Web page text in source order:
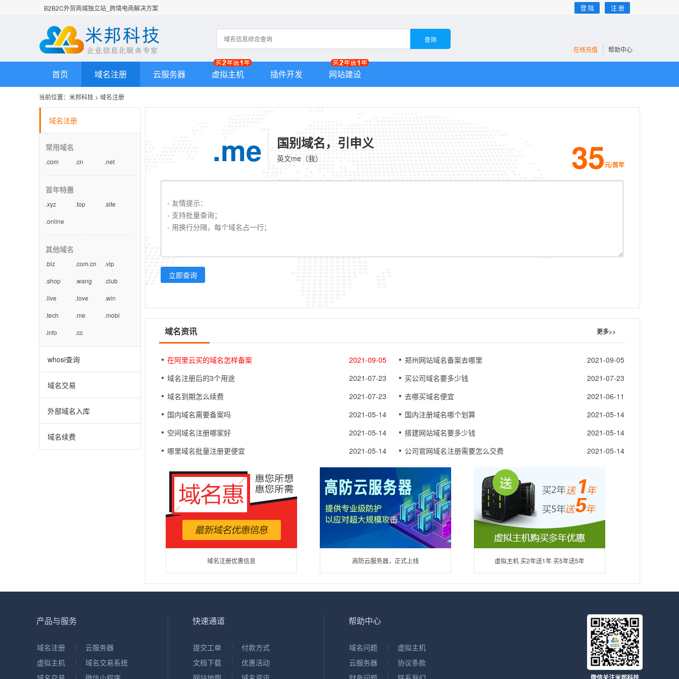
B2B2C外贸商城独立站_跨境电商解决方案 登 陆 注 册
查询
在线充值
帮助中心
首页 域名注册 云服务器 虚拟主机 插件开发 网站建设
当前位置： 米邦科技 > 域名注册
.me 国别域名，引申义
英文me（我） 35元/首年
立即查询
域名资讯 更多>>
在阿里云买的域名怎样备案 2021-09-05 郑州网站域名备案去哪里
2021-09-05
域名注册后的3个用途
2021-07-23 买公司域名要多少钱
2021-07-23
域名到期怎么续费
2021-07-23 去哪买域名便宜
2021-06-11
国内域名需要备案吗
2021-05-14 国内注册域名哪个划算
2021-05-14
空间域名注册哪家好
2021-05-14 搭建网站域名要多少钱
2021-05-14
哪里域名批量注册更便宜
2021-05-14 公司官网域名注册需要怎么交费 2021-05-14
域名注册优惠信息 高防云服务器，正式上线 虚拟主机 买2年送1年 买5年送5年
域名注册
常用域名
.com .cn .net
首年特惠
.xyz .top
.site
.online
其他域名
.biz .com.cn
.vip
.shop
.wang
.club
.live
.love
.win
.tech
.me
.mobi
.info
.cc
whosi查询
域名交易
外部域名入库
域名续费
产品与服务
域名注册
云服务器
虚拟主机
域名交易系统
快速通道
提交工单
付款方式
文档下载
优惠活动
帮助中心
域名问题
虚拟主机
云服务器
协议条款